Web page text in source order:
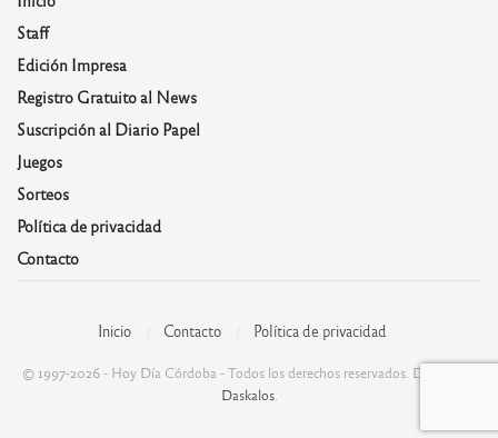
Staff
Edición Impresa
Registro Gratuito al News
Suscripción al Diario Papel
Juegos
Sorteos
Política de privacidad
Contacto
Inicio Contacto Política de privacidad
© 1997-2026 - Hoy Día Córdoba - Todos los derechos reservados. Desarrolla:
Daskalos.